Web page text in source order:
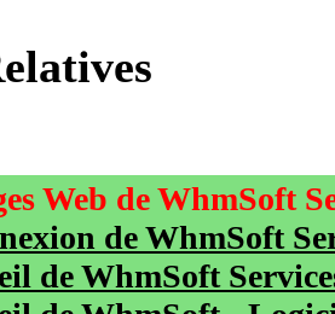
Web de WhmSoft
de WhmSoft
de WhmSoft